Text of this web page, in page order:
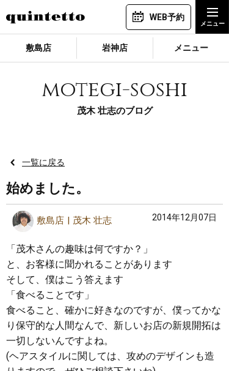
WEB予約
敷島店 岩神店 メニュー
motegi-soshi
茂木 壮志のブログ
一覧に戻る
始めました。
敷島店 茂木 壮志 2014年12月07日
「茂木さんの趣味は何ですか？」
と、お客様に聞かれることがあります
そして、僕はこう答えます
「食べることです」
食べること、確かに好きなのですが、僕ってかな
り保守的な人間なんで、新しいお店の新規開拓は
一切しないんですよね。
(ヘアスタイルに関しては、攻めのデザインも造